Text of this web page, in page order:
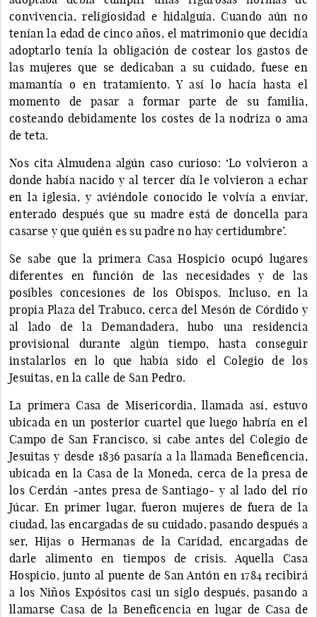
convivencia, religiosidad e hidalguía. Cuando aún no
tenían la edad de cinco años, el matrimonio que decidía
adoptarlo tenía la obligación de costear los gastos de
las mujeres que se dedicaban a su cuidado, fuese en
mamantía o en tratamiento. Y así lo hacía hasta el
momento de pasar a formar parte de su familia,
costeando debidamente los costes de la nodriza o ama
de teta.
Nos cita Almudena algún caso curioso: ‘Lo volvieron a
donde había nacido y al tercer día le volvieron a echar
en la iglesia, y aviéndole conocido le volvía a enviar,
enterado después que su madre está de doncella para
casarse y que quién es su padre no hay certidumbre’.
Se sabe que la primera Casa Hospicio ocupó lugares
diferentes en función de las necesidades y de las
posibles concesiones de los Obispos. Incluso, en la
propia Plaza del Trabuco, cerca del Mesón de Córdido y
al lado de la Demandadera, hubo una residencia
provisional durante algún tiempo, hasta conseguir
instalarlos en lo que había sido el Colegio de los
Jesuitas, en la calle de San Pedro.
La primera Casa de Misericordia, llamada así, estuvo
ubicada en un posterior cuartel que luego habría en el
Campo de San Francisco, si cabe antes del Colegio de
Jesuitas y desde 1836 pasaría a la llamada Beneficencia,
ubicada en la Casa de la Moneda, cerca de la presa de
los Cerdán -antes presa de Santiago- y al lado del río
Júcar. En primer lugar, fueron mujeres de fuera de la
ciudad, las encargadas de su cuidado, pasando después a
ser, Hijas o Hermanas de la Caridad, encargadas de
darle alimento en tiempos de crisis. Aquella Casa
Hospicio, junto al puente de San Antón en 1784 recibirá
a los Niños Expósitos casi un siglo después, pasando a
llamarse Casa de la Beneficencia en lugar de Casa de